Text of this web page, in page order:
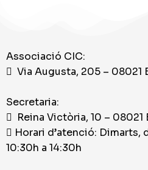
Associació CIC:
Via Augusta, 205 – 08021
Secretaria:
Reina Victòria, 10 – 08021
Horari d’atenció: Dimarts,
10:30h a 14:30h